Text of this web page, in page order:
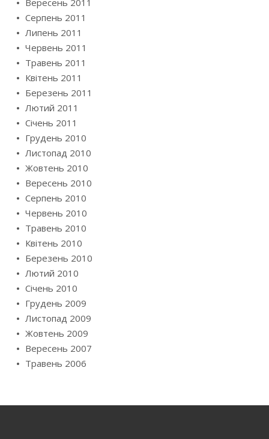
Серпень 2011
Липень 2011
Червень 2011
Травень 2011
Квітень 2011
Березень 2011
Лютий 2011
Січень 2011
Грудень 2010
Листопад 2010
Жовтень 2010
Вересень 2010
Серпень 2010
Червень 2010
Травень 2010
Квітень 2010
Березень 2010
Лютий 2010
Січень 2010
Грудень 2009
Листопад 2009
Жовтень 2009
Вересень 2007
Травень 2006